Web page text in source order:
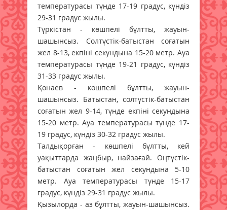
температурасы түнде 17-19 градус, күндіз
29-31 градус жылы.
Түркістан - көшпелі бұлтты, жауын-
шашынсыз. Солтүстік-батыстан соғатын
жел 8-13, екпіні секундына 15-20 метр. Ауа
температурасы түнде 19-21 градус, күндіз
31-33 градус жылы.
Қонаев - көшпелі бұлтты, жауын-
шашынсыз. Батыстан, солтүстік-батыстан
соғатын жел 9-14, түнде екпіні секундына
15-20 метр. Ауа температурасы түнде 17-
19 градус, күндіз 30-32 градус жылы.
Талдықорған - көшпелі бұлтты, кей
уақыттарда жаңбыр, найзағай. Оңтүстік-
батыстан соғатын жел секундына 5-10
метр. Ауа температурасы түнде 15-17
градус, күндіз 29-31 градус жылы.
Қызылорда - аз бұлтты, жауын-шашынсыз.